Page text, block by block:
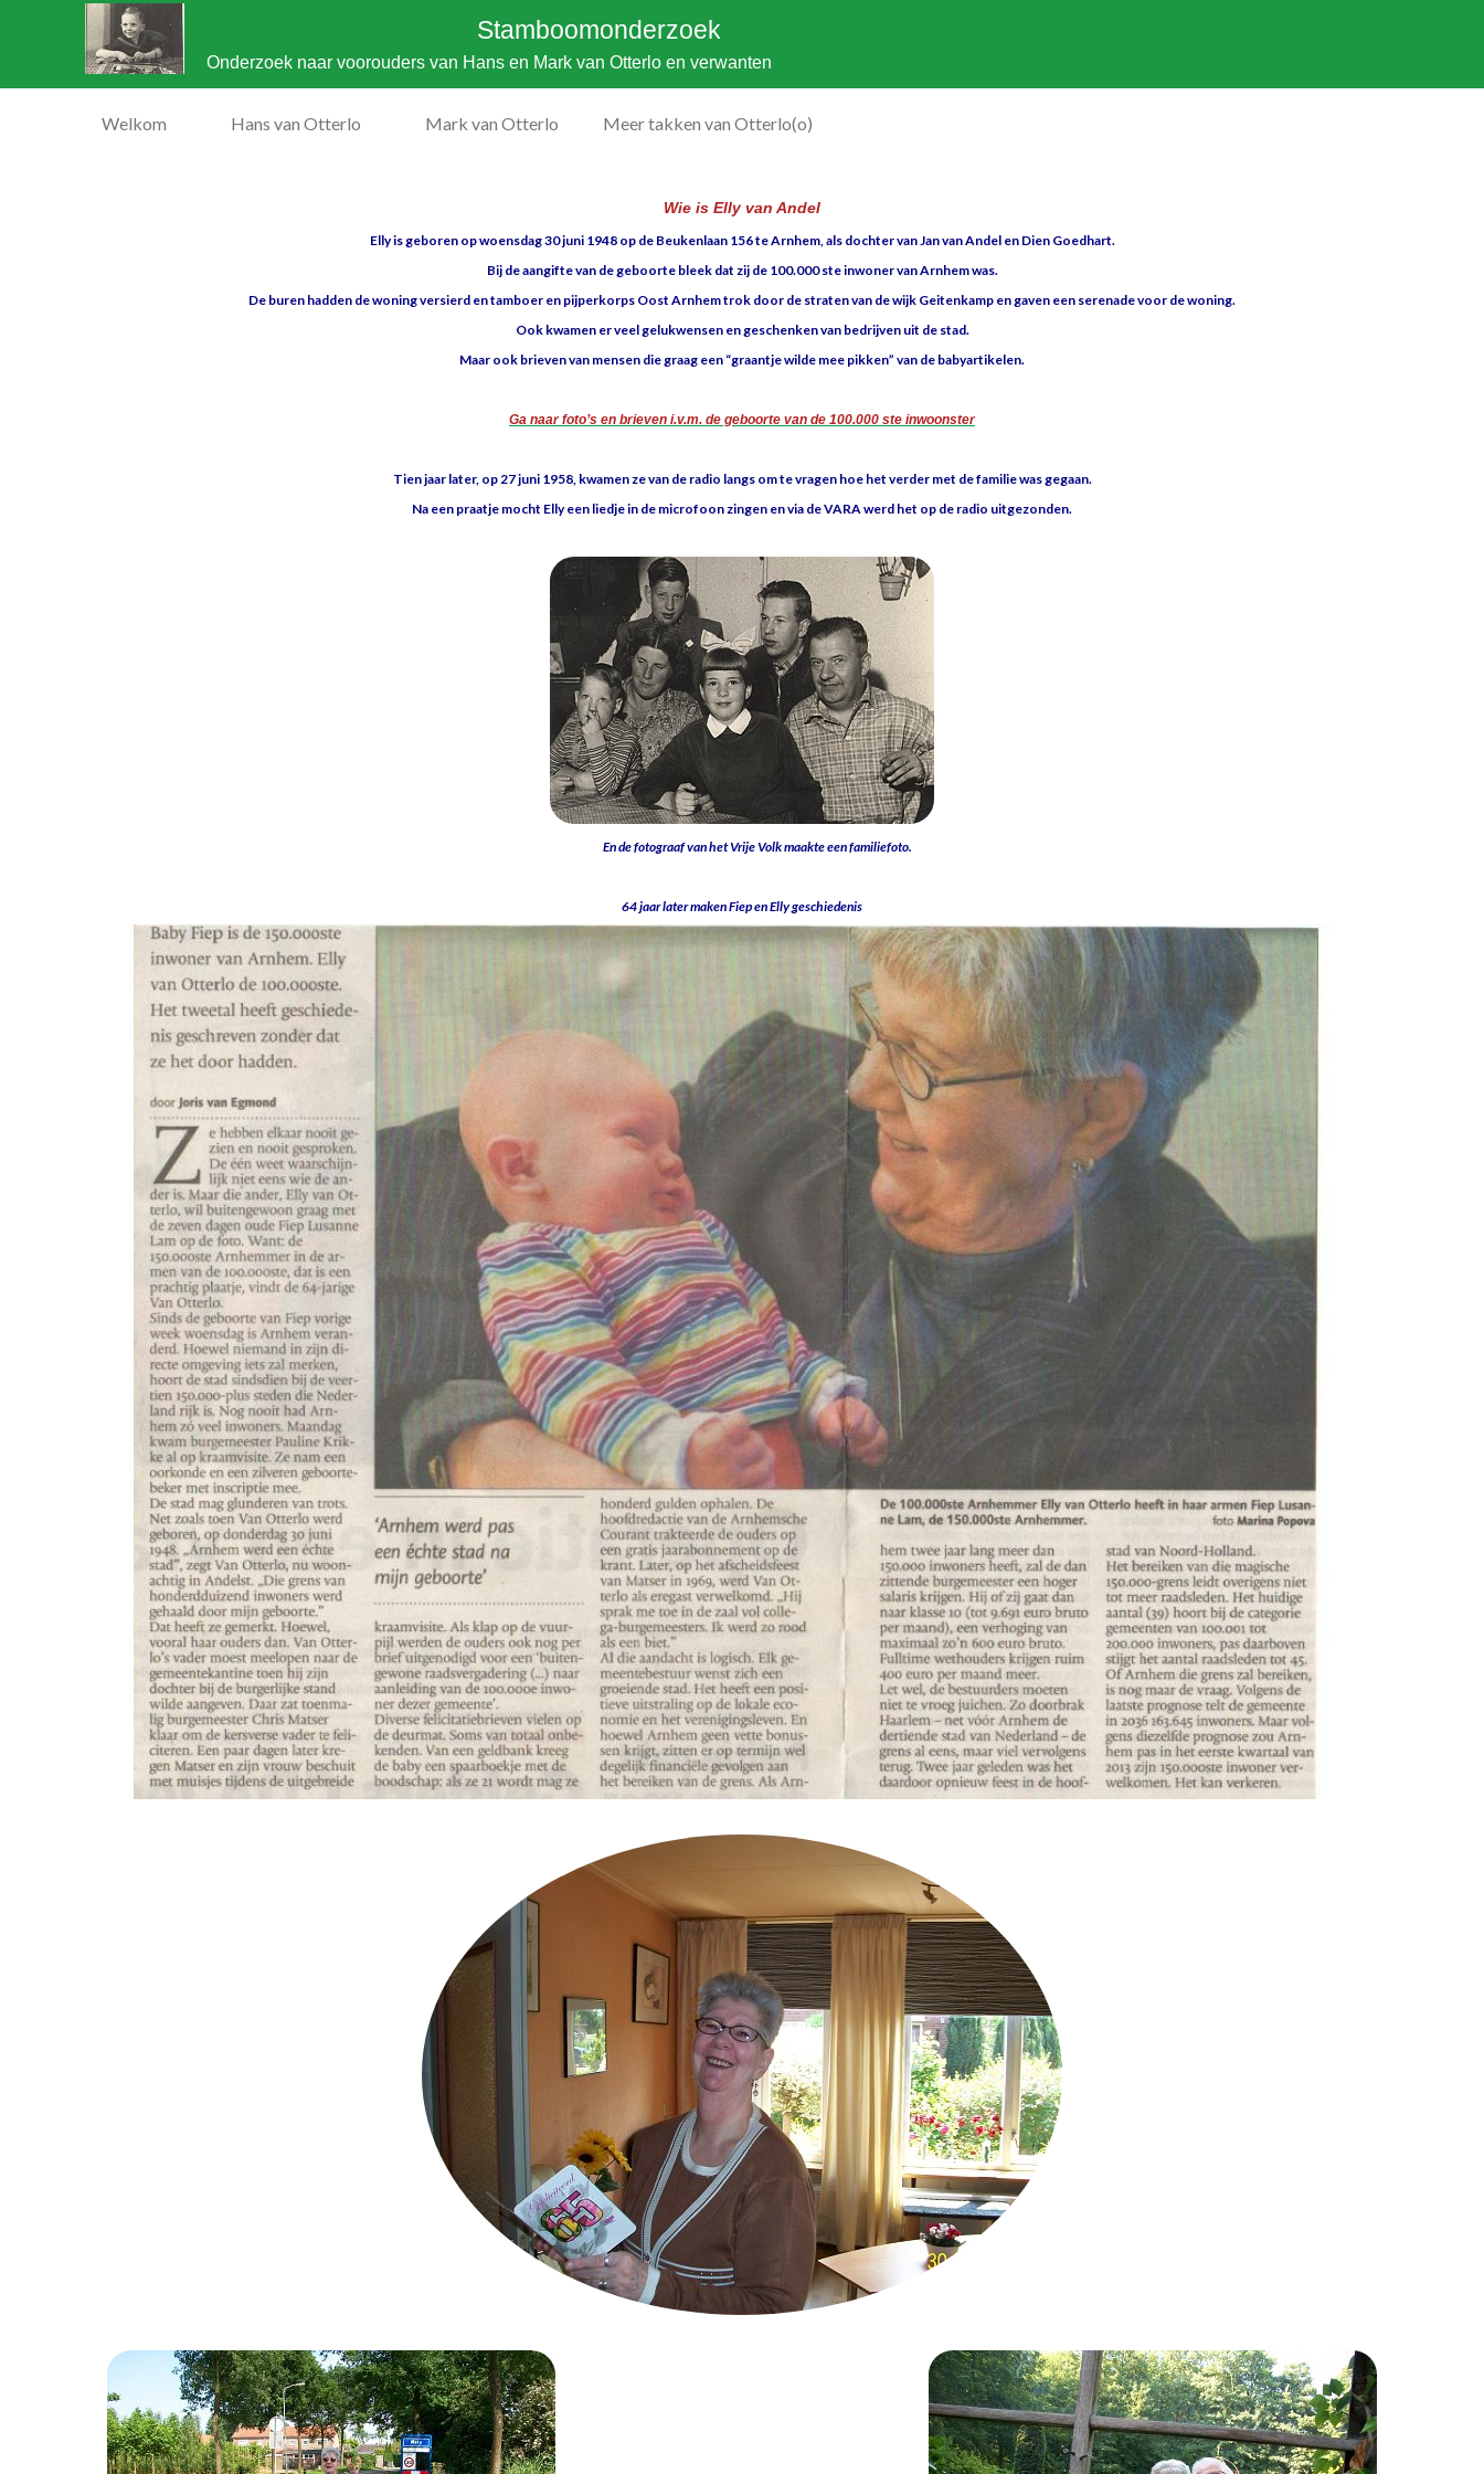
Wie is Elly van Andel
Elly is geboren op woensdag 30 juni 1948 op de Beukenlaan 156 te Arnhem, als dochter van Jan van Andel en Dien Goedhart.
Bij de aangifte van de geboorte bleek dat zij de 100.000 ste inwoner van Arnhem was.
De buren hadden de woning versierd en tamboer en pijperkorps Oost Arnhem trok door de straten van de wijk Geitenkamp en gaven een serenade voor de woning.
Ook kwamen er veel gelukwensen en geschenken van bedrijven uit de stad.
Maar ook brieven van mensen die graag een “graantje wilde mee pikken” van de babyartikelen.
Ga naar foto’s en brieven i.v.m. de geboorte van de 100.000 ste inwoonster
Tien jaar later, op 27 juni 1958, kwamen ze van de radio langs om te vragen hoe het verder met de familie was gegaan.
Na een praatje mocht Elly een liedje in de microfoon zingen en via de VARA werd het op de radio uitgezonden.
En de fotograaf van het Vrije Volk maakte een familiefoto.
64 jaar later maken Fiep en Elly geschiedenis
Stamboomonderzoek
Onderzoek naar voorouders van Hans en Mark van Otterlo en verwanten
Welkom Hans van Otterlo Mark van Otterlo Meer takken van Otterlo(o)